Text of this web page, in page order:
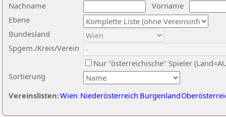
Nachname
Vorname
Ebene
Sortierung
Bundesland
Spgem./Kreis/Verein
Nur "österreichische" Spieler
Vereinslisten:Wien Niederösterreich Burgenland